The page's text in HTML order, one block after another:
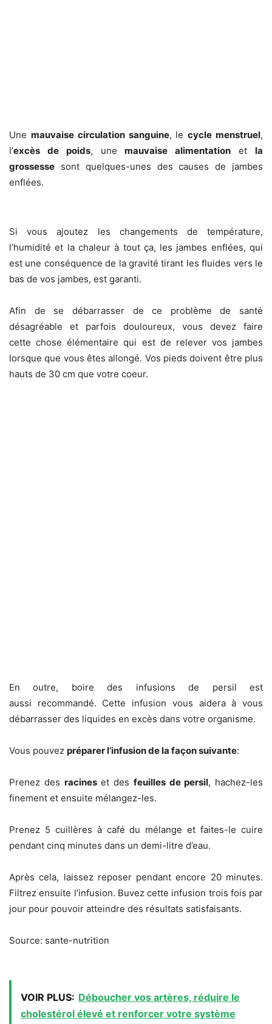
Une mauvaise circulation sanguine, lecycle menstruel,
l’excès de poids, unemauvaise alimentation etla
grossesse sont quelques-unes des causes de jambes
enflées.
Si vous ajoutez les changements de température,
l’humidité et la chaleur à tout ça, les jambes enflées, qui
est une conséquence de la gravité tirant les fluides vers le
bas de vos jambes, est garanti.
Afin de se débarrasser de ce problème de santé
désagréable et parfois douloureux, vous devez faire
cette chose élémentaire qui est de relever vos jambes
lorsque que vous êtes allongé. Vos pieds doivent être plus
hauts de 30 cm que votre coeur.
En outre, boire des infusions de persil est
aussi recommandé. Cette infusion vous aidera à vous
débarrasser des liquides en excès dans votre organisme.
Vous pouvez préparer l’infusion de la façon suivante:
Prenez des racineset des feuilles de persil, hachez-les
finement et ensuite mélangez-les.
Prenez 5 cuillères à café du mélange et faites-le cuire
pendant cinq minutes dans un demi-litre d’eau.
Après cela, laissez reposer pendant encore 20 minutes.
Filtrez ensuite l’infusion. Buvez cette infusion trois fois par
jour pour pouvoir atteindre des résultats satisfaisants.
Source: sante-nutrition
VOIR PLUS: Déboucher vos artères, réduire le
cholestérol élevé et renforcer votre système